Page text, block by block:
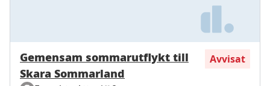
Gemensam sommarutflykt till
Skara Sommarland
Avvisat